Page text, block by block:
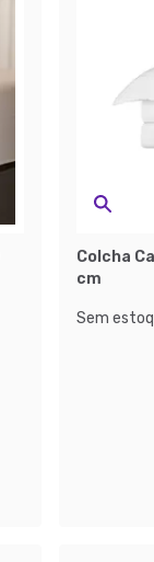
Colcha
cm
Sem